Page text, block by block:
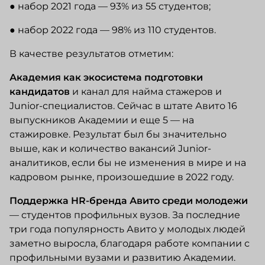
● набор 2021 года — 93% из 55 студентов;
● набор 2022 года — 98% из 110 студентов.
В качестве результатов отметим:
Академия как экосистема подготовки
кандидатов и канал для найма стажеров и
Junior-специалистов. Сейчас в штате Авито 16
выпускников Академии и еще 5 — на
стажировке. Результат был бы значительно
выше, как и количество вакансий Junior-
аналитиков, если бы не изменения в мире и на
кадровом рынке, произошедшие в 2022 году.
Поддержка HR-бренда Авито среди молодежи
— студентов профильных вузов. За последние
три года популярность Авито у молодых людей
заметно выросла, благодаря работе компании с
профильными вузами и развитию Академии.